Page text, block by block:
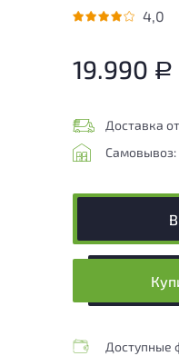
4,0
19.990 Р
Доставка
Самовывоз:
Доступные